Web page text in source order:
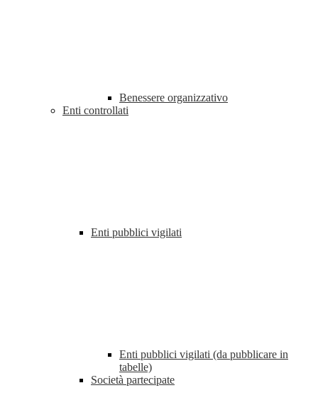
Benessere organizzativo
Enti controllati
Enti pubblici vigilati
Enti pubblici vigilati (da pubblicare in
tabelle)
Società partecipate